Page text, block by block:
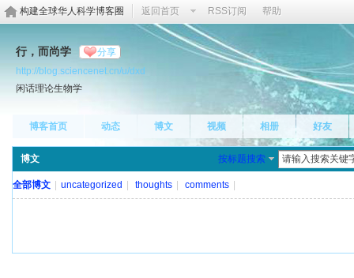
构建全球华人科学博客圈 返回首页 RSS订阅 帮助
行，而尚学 分享
http://blog.sciencenet.cn/u/dxd
闲话理论生物学
博客首页 动态 博文 视频 相册 好友
博文 按标题搜索
全部博文 uncategorized thoughts comments